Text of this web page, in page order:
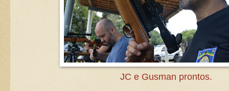
JC e Gusman prontos.